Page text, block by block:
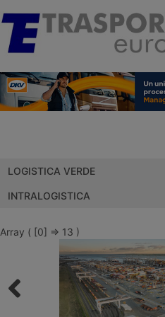
LOGISTICA VERDE
INTRALOGISTICA
Array ( [0] => 13 )